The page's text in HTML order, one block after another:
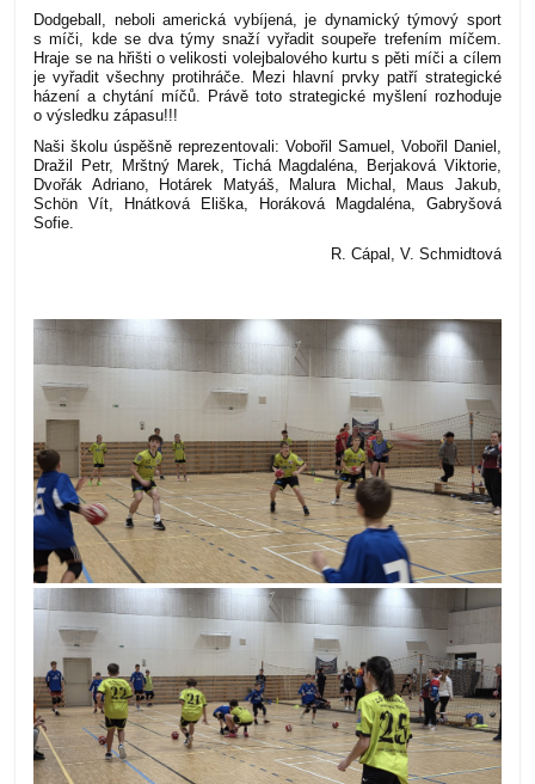
Dodgeball, neboli americká vybíjená, je dynamický týmový sport
s míči, kde se dva týmy snaží vyřadit soupeře trefením míčem.
Hraje se na hřišti o velikosti volejbalového kurtu s pěti míči a cílem
je vyřadit všechny protihráče. Mezi hlavní prvky patří strategické
házení a chytání míčů. Právě toto strategické myšlení rozhoduje
o výsledku zápasu!!!
Naši školu úspěšně reprezentovali: Vobořil Samuel, Vobořil Daniel,
Dražil Petr, Mrštný Marek, Tichá Magdaléna, Berjaková Viktorie,
Dvořák Adriano, Hotárek Matyáš, Malura Michal, Maus Jakub,
Schön Vít, Hnátková Eliška, Horáková Magdaléna, Gabryšová
Sofie.
R. Cápal, V. Schmidtová